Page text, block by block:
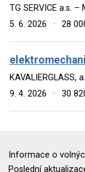
TG SERVICE a.s. –
5. 6. 2026
· 28
KAVALIERGLASS,
9. 4. 2026
· 30
Informace o
Poslední